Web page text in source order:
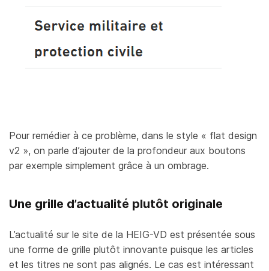
Pour remédier à ce problème, dans le style « flat design
v2 », on parle d’ajouter de la profondeur aux boutons
par exemple simplement grâce à un ombrage.
Une grille d’actualité plutôt originale
L’actualité sur le site de la HEIG-VD est présentée sous
une forme de grille plutôt innovante puisque les articles
et les titres ne sont pas alignés. Le cas est intéressant